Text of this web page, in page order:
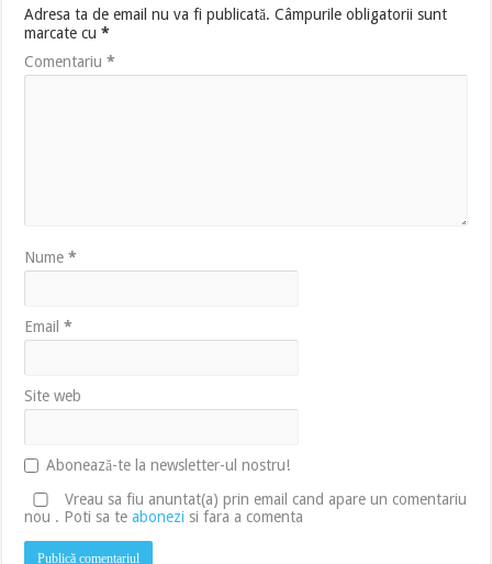
Adresa ta de email nu va fi publicată. Câmpurile obligatorii sunt
marcate cu*
Comentariu*
Nume*
Email*
Site web
Abonează-te la newsletter-ul nostru!
Vreau sa fiu anuntat(a) prin email cand apare un comentariu
nou . Poti sa teabonezi si fara a comenta